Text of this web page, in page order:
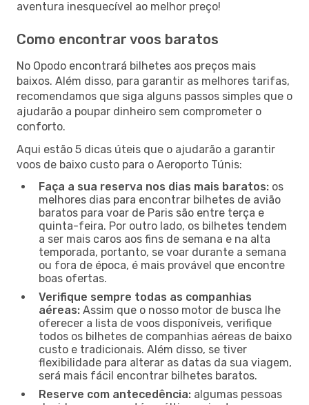
aventura inesquecível ao melhor preço!
Como encontrar voos baratos
No Opodo encontrará bilhetes aos preços mais
baixos. Além disso, para garantir as melhores tarifas,
recomendamos que siga alguns passos simples que o
ajudarão a poupar dinheiro sem comprometer o
conforto.
Aqui estão 5 dicas úteis que o ajudarão a garantir
voos de baixo custo para o Aeroporto Túnis:
Faça a sua reserva nos dias mais baratos: os
melhores dias para encontrar bilhetes de avião
baratos para voar de Paris são entre terça e
quinta-feira. Por outro lado, os bilhetes tendem
a ser mais caros aos fins de semana e na alta
temporada, portanto, se voar durante a semana
ou fora de época, é mais provável que encontre
boas ofertas.
Verifique sempre todas as companhias
aéreas: Assim que o nosso motor de busca lhe
oferecer a lista de voos disponíveis, verifique
todos os bilhetes de companhias aéreas de baixo
custo e tradicionais. Além disso, se tiver
flexibilidade para alterar as datas da sua viagem,
será mais fácil encontrar bilhetes baratos.
Reserve com antecedência: algumas pessoas